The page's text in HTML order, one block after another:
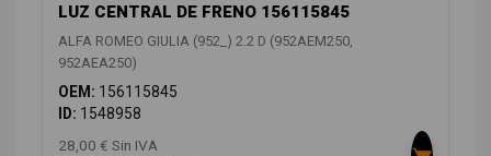
LUZ CENTRAL DE FRENO 156115845
ALFA ROMEO GIULIA (952_) 2.2 D (952AEM250,
952AEA250)
OEM: 156115845
ID: 1548958
28,00 € Sin IVA